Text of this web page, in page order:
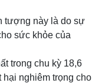
tượng này là do sự
sức khỏe của
trong chu kỳ 18,6
hại nghiêm trọng cho